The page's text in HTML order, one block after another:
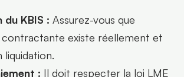
KBIS : Assurez-vous que
existe réellement et
liquidation.
: Il doit respecter la loi LME